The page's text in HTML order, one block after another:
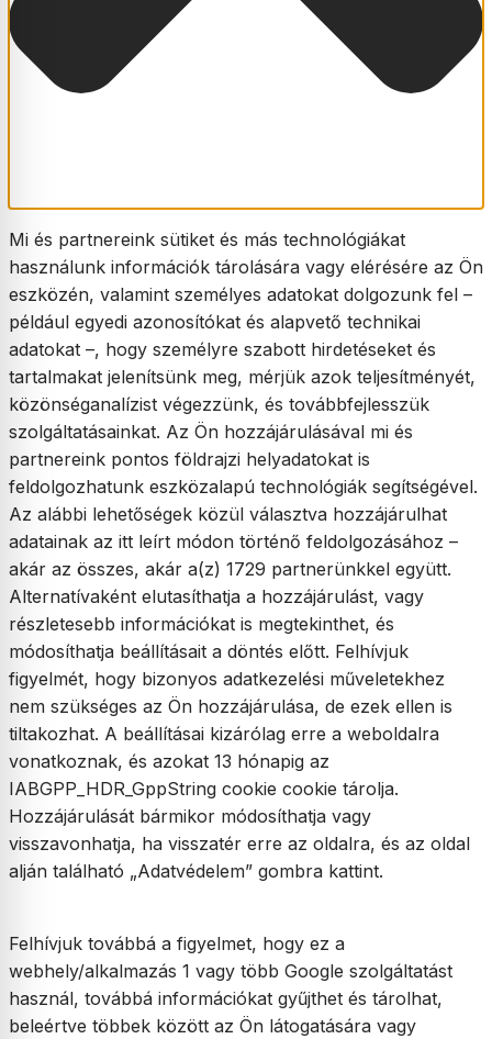
Mi és partnereink sütiket és más technológiákat
használunk információk tárolására vagy elérésére az Ön
eszközén, valamint személyes adatokat dolgozunk fel –
például egyedi azonosítókat és alapvető technikai
adatokat –, hogy személyre szabott hirdetéseket és
tartalmakat jelenítsünk meg, mérjük azok teljesítményét,
közönséganalízist végezzünk, és továbbfejlesszük
szolgáltatásainkat. Az Ön hozzájárulásával mi és
partnereink pontos földrajzi helyadatokat is
feldolgozhatunk eszközalapú technológiák segítségével.
Az alábbi lehetőségek közül választva hozzájárulhat
adatainak az itt leírt módon történő feldolgozásához –
akár az összes, akár a(z) 1729 partnerünkkel együtt.
Alternatívaként elutasíthatja a hozzájárulást, vagy
részletesebb információkat is megtekinthet, és
módosíthatja beállításait a döntés előtt. Felhívjuk
figyelmét, hogy bizonyos adatkezelési műveletekhez
nem szükséges az Ön hozzájárulása, de ezek ellen is
tiltakozhat. A beállításai kizárólag erre a weboldalra
vonatkoznak, és azokat 13 hónapig az
IABGPP_HDR_GppString cookie cookie tárolja.
Hozzájárulását bármikor módosíthatja vagy
visszavonhatja, ha visszatér erre az oldalra, és az oldal
alján található „Adatvédelem” gombra kattint.
Felhívjuk továbbá a figyelmet, hogy ez a
webhely/alkalmazás 1 vagy több Google szolgáltatást
használ, továbbá információkat gyűjthet és tárolhat,
beleértve többek között az Ön látogatására vagy